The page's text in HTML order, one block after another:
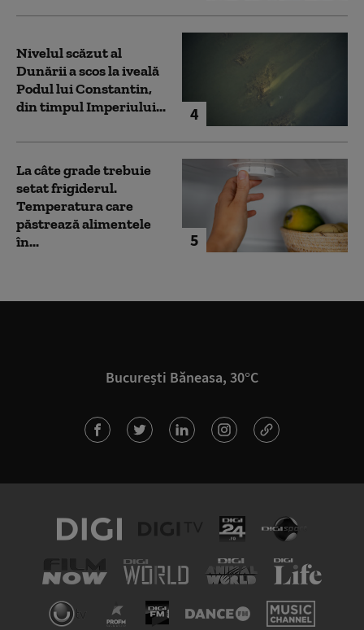
4
Nivelul scăzut al
Dunării a scos la iveală
Podul lui Constantin,
din timpul Imperiului...
5
La câte grade trebuie
setat frigiderul.
Temperatura care
păstrează alimentele
în...
București Băneasa, 30°C